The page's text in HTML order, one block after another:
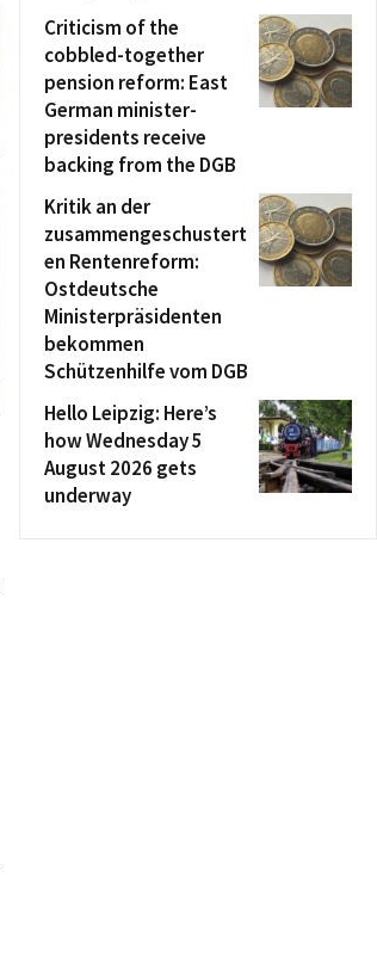
Criticism of the
cobbled-together
pension reform: East
German minister-
presidents receive
backing from the DGB
Kritik an der
zusammengeschustert
en Rentenreform:
Ostdeutsche
Ministerpräsidenten
bekommen
Schützenhilfe vom DGB
Hello Leipzig: Here’s
how Wednesday 5
August 2026 gets
underway